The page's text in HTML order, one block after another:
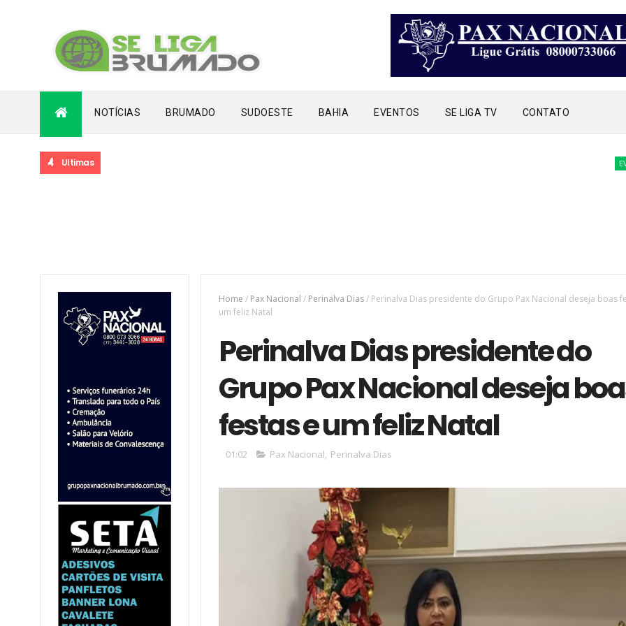
NOTÍCIAS BRUMADO SUDOESTE BAHIA EVENTOS SE LIGA TV CONTATO
Ultimas
Home / Pax Nacional / Perinalva Dias/ Perinalva Dias presidente do Grupo Pax Nacional deseja boas
um feliz Natal
Perinalva Dias presidente do
Grupo Pax Nacional deseja
festas e um feliz Natal
01:02 Pax Nacional, Perinalva Dias